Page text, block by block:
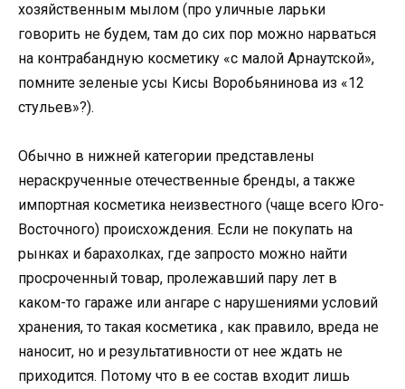
хозяйственным мылом (про уличные ларьки
говорить не будем, там до сих пор можно нарваться
на контрабандную косметику «с малой Арнаутской»,
помните зеленые усы Кисы Воробьянинова из «12
стульев»?).
Обычно в нижней категории представлены
нераскрученные отечественные бренды, а также
импортная косметика неизвестного (чаще всего Юго-
Восточного) происхождения. Если не покупать на
рынках и барахолках, где запросто можно найти
просроченный товар, пролежавший пару лет в
каком-то гараже или ангаре с нарушениями условий
хранения, то такая косметика , как правило, вреда не
наносит, но и результативности от нее ждать не
приходится. Потому что в ее состав входит лишь